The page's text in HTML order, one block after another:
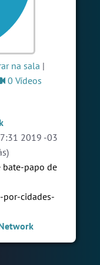
6 pessoas
5 pessoas
5 pessoas
Rádio 📻
© 2018 Brazink
na sala |
0 Vídeos
2019 -03
bate-papo de
cidades-